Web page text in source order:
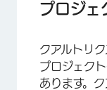
プロジェ
クアルトリ
プロジェク
あります。